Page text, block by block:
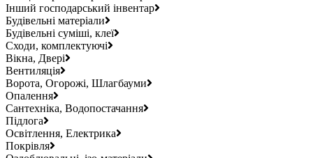
Інший господарський інвентар
Будівельні матеріали
Будівельні суміші, клеї
Сходи, комплектуючі
Вікна, Двері
Вентиляція
Ворота, Огорожі, Шлагбауми
Опалення
Сантехніка, Водопостачання
Підлога
Освітлення, Електрика
Покрівля